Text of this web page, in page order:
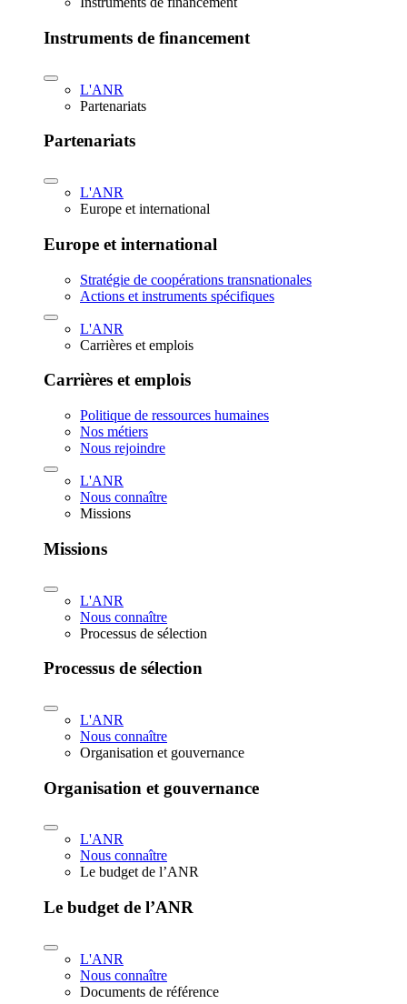
Instruments de financement
L'ANR
Partenariats
Partenariats
L'ANR
Europe et international
Europe et international
Stratégie de coopérations transnationales
Actions et instruments spécifiques
L'ANR
Carrières et emplois
Carrières et emplois
Politique de ressources humaines
Nos métiers
Nous rejoindre
L'ANR
Nous connaître
Missions
Missions
L'ANR
Nous connaître
Processus de sélection
Processus de sélection
L'ANR
Nous connaître
Organisation et gouvernance
Organisation et gouvernance
L'ANR
Nous connaître
Le budget de l’ANR
Le budget de l’ANR
L'ANR
Nous connaître
Documents de référence